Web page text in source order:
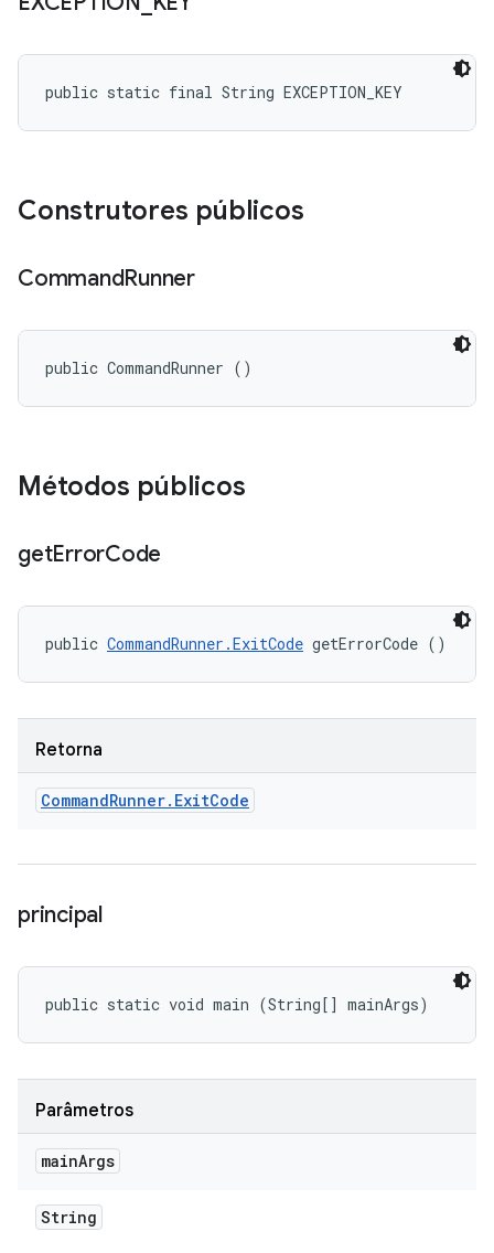
public static final String EXCEPTION_KEY
Construtores públicos
CommandRunner
public CommandRunner ()
Métodos públicos
getErrorCode
public CommandRunner.ExitCode getErrorCode ()
Retorna
CommandRunner. ExitCode
principal
public static void main (String[] mainArgs)
Parâmetros
mainArgs
String